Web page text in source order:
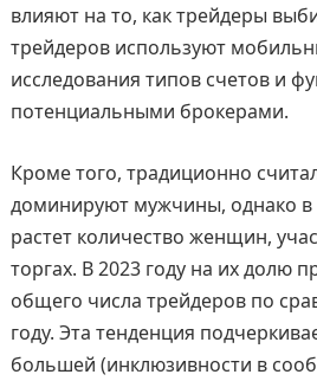
влияют на то, как трейдеры
трейдеров используют
исследования типов счетов и
потенциальными брокерами.
Кроме того, традиционно
доминируют мужчины, однако в
растет количество женщин,
торгах. В 2023 году на их долю
общего числа трейдеров по
году. Эта тенденция
большей (инклюзивности в